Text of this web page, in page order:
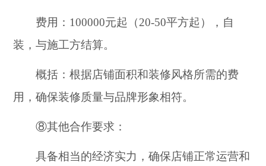
费用：100000元起（20-50平方起），自
装，与施工方结算。
概括：根据店铺面积和装修风格所需的费
用，确保装修质量与品牌形象相符。
⑧其他合作要求：
具备相当的经济实力，确保店铺正常运营和